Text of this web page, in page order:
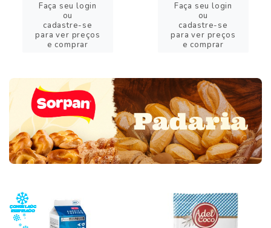
Faça seu login
ou
cadastre-se
para ver preços
e comprar
Faça seu login
ou
cadastre-se
para ver preços
e comprar